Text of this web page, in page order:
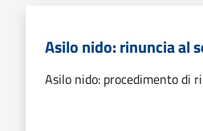
Asilo nido: rinuncia al
Asilo nido: procedimento di